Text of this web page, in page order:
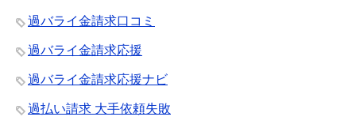
過バライ金請求口コミ
過バライ金請求応援
過バライ金請求応援ナビ
過払い請求 大手依頼失敗